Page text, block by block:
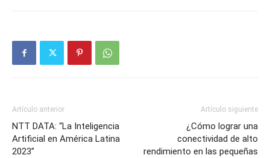
Artículo anterior
NTT DATA: “La Inteligencia
Artificial en América Latina
2023”
Artículo siguiente
¿Cómo lograr una
conectividad de alto
rendimiento en las pequeñas